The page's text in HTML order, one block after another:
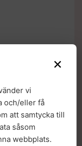
×
vi
och/eller få
att samtycka till
såsom
webbplats.